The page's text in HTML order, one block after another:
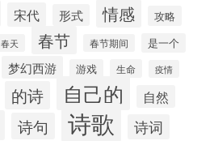
宋代 形式 情感 攻略
春天 春节 春节期间 是一个
梦幻西游 游戏 生命 疫情
的诗 自己的 自然
诗句 诗歌 诗词